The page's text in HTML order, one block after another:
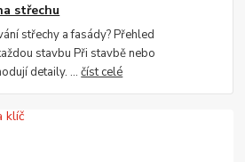
střechu
střechy a fasády? Přehled
stavbu Při stavbě nebo
detaily. ...číst celé